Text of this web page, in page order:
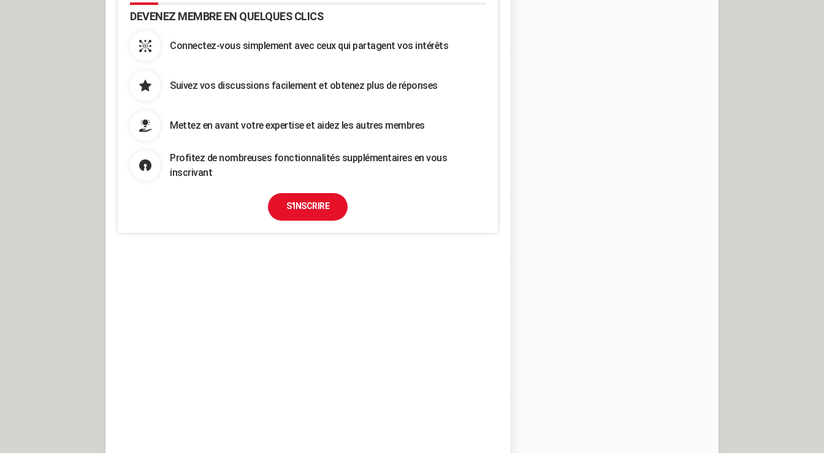
DEVENEZ MEMBRE EN QUELQUES CLICS
Connectez-vous simplement avec ceux qui partagent vos intérêts
Suivez vos discussions facilement et obtenez plus de réponses
Mettez en avant votre expertise et aidez les autres membres
Profitez de nombreuses fonctionnalités supplémentaires en vous
inscrivant
S'INSCRIRE